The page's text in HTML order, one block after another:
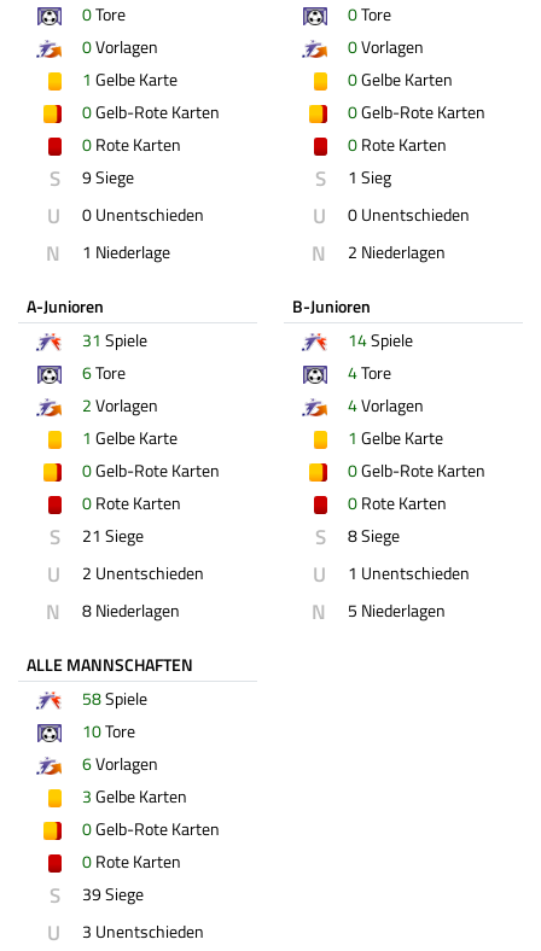
0Tore
0Vorlagen
1 Gelbe Karte
0Gelb-Rote Karten
0Rote Karten
S 9 Siege
U 0 Unentschieden
N 1 Niederlage
0Tore
0Vorlagen
0Gelbe Karten
0Gelb-Rote Karten
0Rote Karten
S 1 Sieg
U 0 Unentschieden
N 2 Niederlagen
A-Junioren
31 Spiele
6Tore
2Vorlagen
1 Gelbe Karte
0Gelb-Rote Karten
0Rote Karten
S 21 Siege
U 2 Unentschieden
N 8 Niederlagen
B-Junioren
14Spiele
4Tore
4Vorlagen
1 Gelbe Karte
0Gelb-Rote Karten
0Rote Karten
S 8 Siege
U 1 Unentschieden
N 5 Niederlagen
ALLE MANNSCHAFTEN
58Spiele
10Tore
6Vorlagen
3Gelbe Karten
0Gelb-Rote Karten
0Rote Karten
S 39 Siege
U 3 Unentschieden